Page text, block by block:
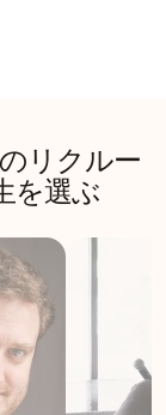
リクルー
を選ぶ